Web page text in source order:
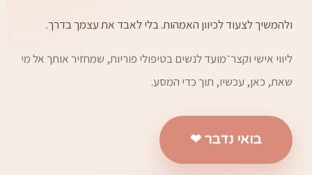
ולהמשיך לצעוד לכיוון האמהות. בלי לאבד את עצמך בדרך.
ליווי אישי וקצר־מועד לנשים בטיפולי פוריות, שמחזיר אותך אל מי
שאת, כאן, עכשיו, תוך כדי המסע.
בואי נדבר ❤